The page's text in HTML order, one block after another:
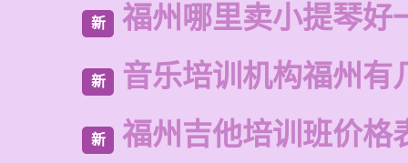
新 福州哪里卖小提琴好
新 音乐培训机构福州有
新 福州吉他培训班价格